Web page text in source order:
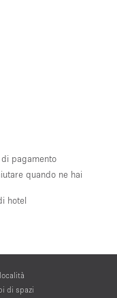
pagamento
quando ne hai
hotel
di spazi